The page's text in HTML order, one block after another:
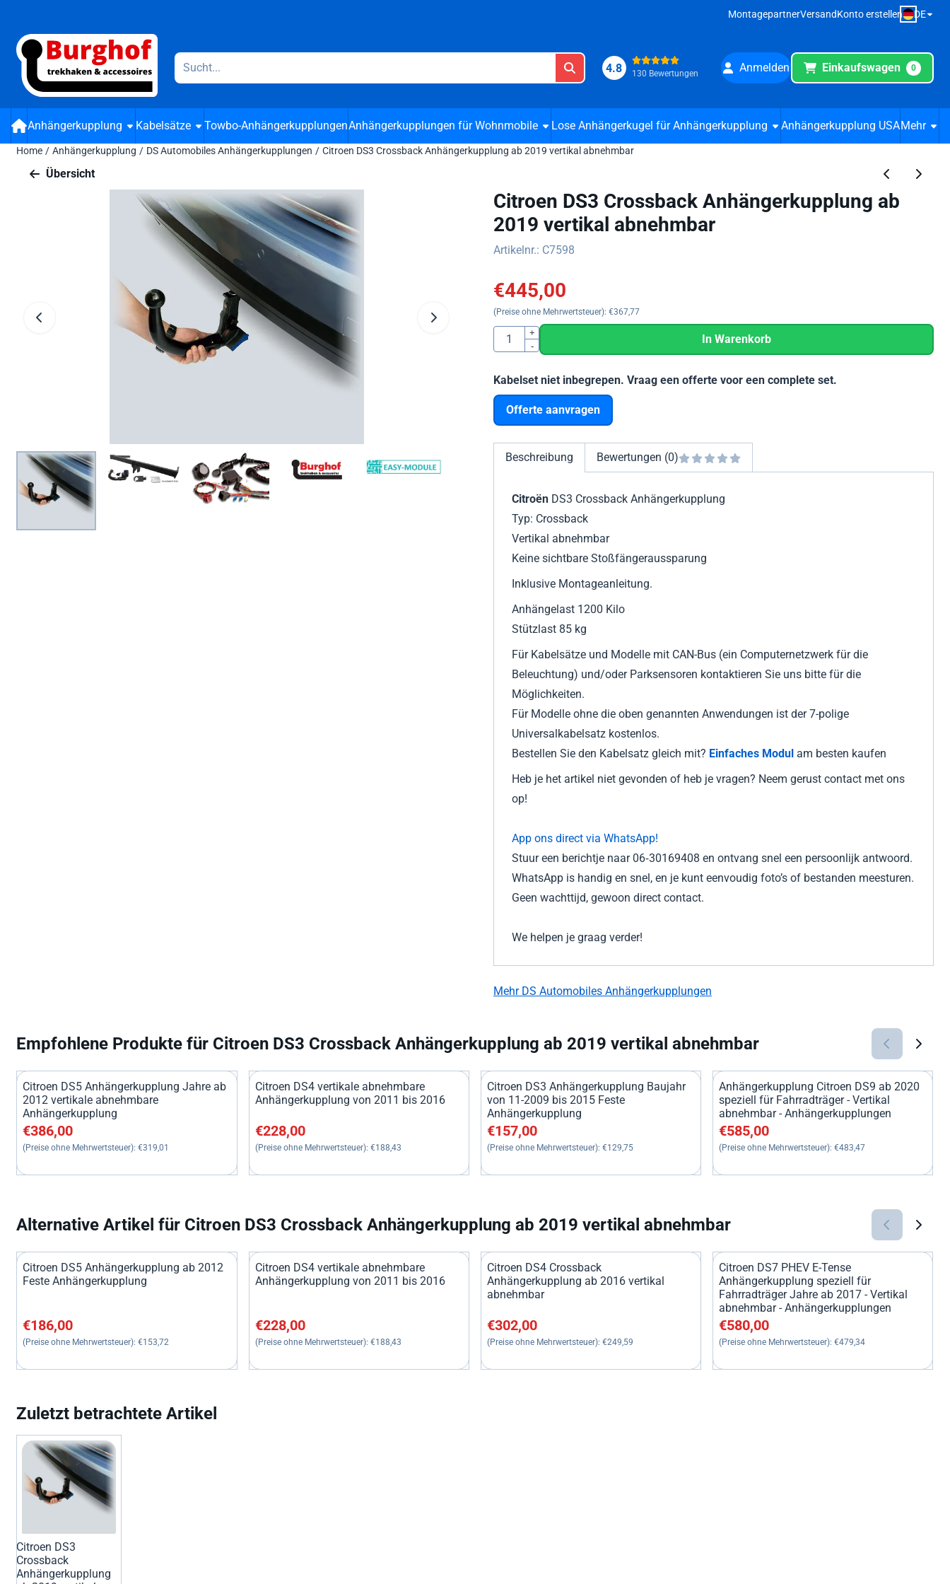
MontagepartnerVersandKonto erstellen DE
Suche
4.8 130 Bewertungen Anmelden Einkaufswagen 0
Anhängerkupplung Kabelsätze Towbo-AnhängerkupplungenAnhängerkupplungen für Wohnmobile Lose Anhängerkugel für Anhängerkupplung Anhängerkupplung USAMehr
Home / Anhängerkupplung / DS Automobiles Anhängerkupplungen / Citroen DS3 Crossback Anhängerkupplung ab 2019 vertikal abnehmbar
Übersicht
Citroen DS3 Crossback Anhängerkupplung ab
2019 vertikal abnehmbar
Artikelnr.: C7598
€445,00
(Preise ohne Mehrwertsteuer): €367,77
Anzahl
+
-
In Warenkorb
Kabelset niet inbegrepen. Vraag een offerte voor een complete set.
Offerte aanvragen
Beschreibung Bewertungen (0)
CitroënDS3 Crossback Anhängerkupplung
Typ: Crossback
Vertikal abnehmbar
Keine sichtbare Stoßfängeraussparung
Inklusive Montageanleitung.
Anhängelast 1200 Kilo
Stützlast 85 kg
Für Kabelsätze und Modelle mit CAN-Bus (ein Computernetzwerk für die
Beleuchtung) und/oder Parksensoren kontaktieren Sie uns bitte für die
Möglichkeiten.
Für Modelle ohne die oben genannten Anwendungen ist der 7-polige
Universalkabelsatz kostenlos.
Bestellen Sie den Kabelsatz gleich mit? Einfaches Modul am besten kaufen
Heb je het artikel niet gevonden of heb je vragen? Neem gerust contact met ons
op!
App ons direct via WhatsApp!
Stuur een berichtje naar 06‑30169408 en ontvang snel een persoonlijk antwoord.
WhatsApp is handig en snel, en je kunt eenvoudig foto’s of bestanden meesturen.
Geen wachttijd, gewoon direct contact.
We helpen je graag verder!
Mehr DS Automobiles Anhängerkupplungen
Empfohlene Produkte für Citroen DS3 Crossback Anhängerkupplung ab 2019 vertikal abnehmbar
Citroen DS5 Anhängerkupplung Jahre ab
2012 vertikale abnehmbare
Anhängerkupplung
Preis: 386,00, ohne MwSt.: 319,01
€386,00
(Preise ohne Mehrwertsteuer): €319,01
Citroen DS4 vertikale abnehmbare
Anhängerkupplung von 2011 bis 2016
Preis: 228,00, ohne MwSt.: 188,43
€228,00
(Preise ohne Mehrwertsteuer): €188,43
Citroen DS3 Anhängerkupplung Baujahr
von 11-2009 bis 2015 Feste
Anhängerkupplung
Preis: 157,00, ohne MwSt.: 129,75
€157,00
(Preise ohne Mehrwertsteuer): €129,75
Anhängerkupplung Citroen DS9 ab 2020
speziell für Fahrradträger - Vertikal
abnehmbar - Anhängerkupplungen
Preis: 585,00, ohne MwSt.: 483,47
€585,00
(Preise ohne Mehrwertsteuer): €483,47
Alternative Artikel für Citroen DS3 Crossback Anhängerkupplung ab 2019 vertikal abnehmbar
Citroen DS5 Anhängerkupplung ab 2012
Feste Anhängerkupplung
Preis: 186,00, ohne MwSt.: 153,72
€186,00
(Preise ohne Mehrwertsteuer): €153,72
Citroen DS4 vertikale abnehmbare
Anhängerkupplung von 2011 bis 2016
Preis: 228,00, ohne MwSt.: 188,43
€228,00
(Preise ohne Mehrwertsteuer): €188,43
Citroen DS4 Crossback
Anhängerkupplung ab 2016 vertikal
abnehmbar
Preis: 302,00, ohne MwSt.: 249,59
€302,00
(Preise ohne Mehrwertsteuer): €249,59
Citroen DS7 PHEV E-Tense
Anhängerkupplung speziell für
Fahrradträger Jahre ab 2017 - Vertikal
abnehmbar - Anhängerkupplungen
Preis: 580,00, ohne MwSt.: 479,34
€580,00
(Preise ohne Mehrwertsteuer): €479,34
Zuletzt betrachtete Artikel
Citroen DS3
Crossback
Anhängerkupplung